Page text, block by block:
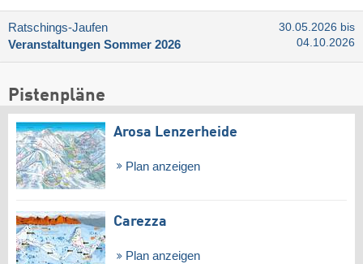
Ratschings-Jaufen
Veranstaltungen Sommer 2026
30.05.2026 bis
04.10.2026
Pistenpläne
Arosa Lenzerheide
Plan anzeigen
Carezza
Plan anzeigen